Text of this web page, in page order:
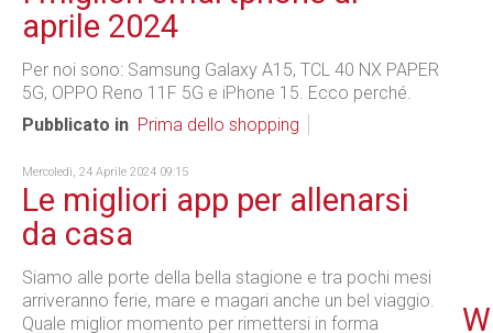
aprile 2024
Per noi sono: Samsung Galaxy A15, TCL 40 NX PAPER
5G, OPPO Reno 11F 5G e iPhone 15. Ecco perché.
Pubblicato in Prima dello shopping
Mercoledì, 24 Aprile 2024 09:15
Le migliori app per allenarsi
da casa
Siamo alle porte della bella stagione e tra pochi mesi
arriveranno ferie, mare e magari anche un bel viaggio.
Quale miglior momento per rimettersi in forma